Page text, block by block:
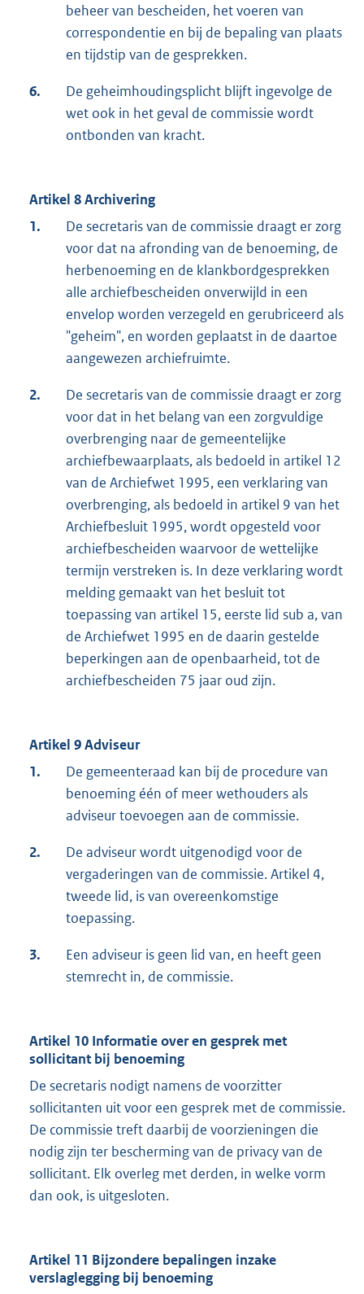
beheer van bescheiden, het voeren van
correspondentie en bij de bepaling van plaats
en tijdstip van de gesprekken.
6.
De geheimhoudingsplicht blijft ingevolge de
wet ook in het geval de commissie wordt
ontbonden van kracht.
Artikel 8 Archivering
1.
De secretaris van de commissie draagt er zorg
voor dat na afronding van de benoeming, de
herbenoeming en de klankbordgesprekken
alle archiefbescheiden onverwijld in een
envelop worden verzegeld en gerubriceerd als
"geheim", en worden geplaatst in de daartoe
aangewezen archiefruimte.
2.
De secretaris van de commissie draagt er zorg
voor dat in het belang van een zorgvuldige
overbrenging naar de gemeentelijke
archiefbewaarplaats, als bedoeld in artikel 12
van de Archiefwet 1995, een verklaring van
overbrenging, als bedoeld in artikel 9 van het
Archiefbesluit 1995, wordt opgesteld voor
archiefbescheiden waarvoor de wettelijke
termijn verstreken is. In deze verklaring wordt
melding gemaakt van het besluit tot
toepassing van artikel 15, eerste lid sub a, van
de Archiefwet 1995 en de daarin gestelde
beperkingen aan de openbaarheid, tot de
archiefbescheiden 75 jaar oud zijn.
Artikel 9 Adviseur
1.
De gemeenteraad kan bij de procedure van
benoeming één of meer wethouders als
adviseur toevoegen aan de commissie.
2.
De adviseur wordt uitgenodigd voor de
vergaderingen van de commissie. Artikel 4,
tweede lid, is van overeenkomstige
toepassing.
3.
Een adviseur is geen lid van, en heeft geen
stemrecht in, de commissie.
Artikel 10 Informatie over en gesprek met
sollicitant bij benoeming
De secretaris nodigt namens de voorzitter
sollicitanten uit voor een gesprek met de commissie.
De commissie treft daarbij de voorzieningen die
nodig zijn ter bescherming van de privacy van de
sollicitant. Elk overleg met derden, in welke vorm
dan ook, is uitgesloten.
Artikel 11 Bijzondere bepalingen inzake
verslaglegging bij benoeming